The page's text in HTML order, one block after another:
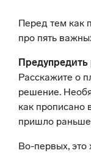
Перед тем как
про пять
Предупредить
Расскажите о
решение.
как прописано
пришло раньше,
Во-первых, это